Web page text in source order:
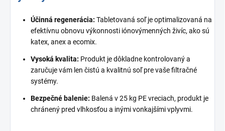
Účinná regenerácia: Tabletovaná soľ je optimalizovaná na
efektívnu obnovu výkonnosti iónovýmenných živíc, ako sú
katex, anex a ecomix.
Vysoká kvalita: Produkt je dôkladne kontrolovaný a
zaručuje vám len čistú a kvalitnú soľ pre vaše filtračné
systémy.
Bezpečné balenie: Balená v 25 kg PE vreciach, produkt je
chránený pred vlhkosťou a inými vonkajšími vplyvmi.